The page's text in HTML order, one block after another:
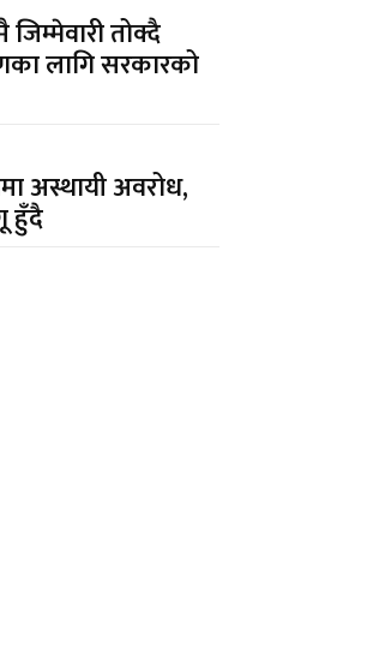
तोक्दै
लागि सरकारको
अस्थायी अवरोध,
हुँदै